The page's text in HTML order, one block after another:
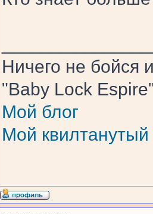
Ничего не бойся
"Baby Lock
Мой блог
Мой квилтанутый